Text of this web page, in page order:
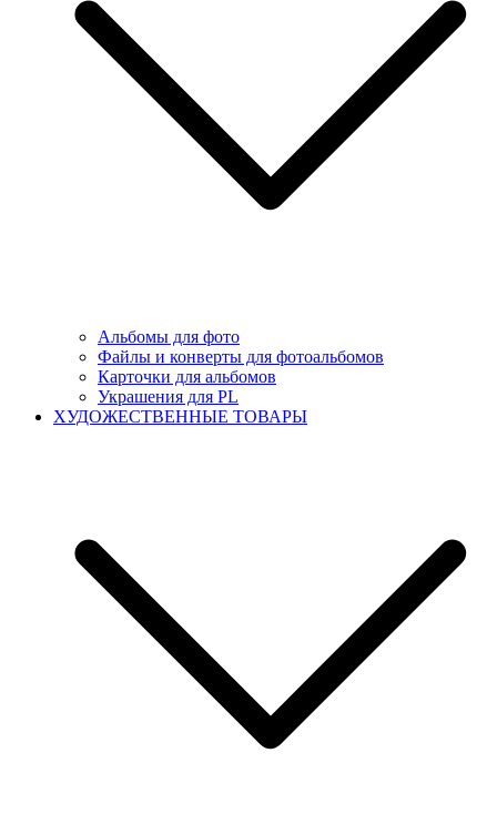
Альбомы для фото
Файлы и конверты для фотоальбомов
Карточки для альбомов
Украшения для PL
ХУДОЖЕСТВЕННЫЕ ТОВАРЫ